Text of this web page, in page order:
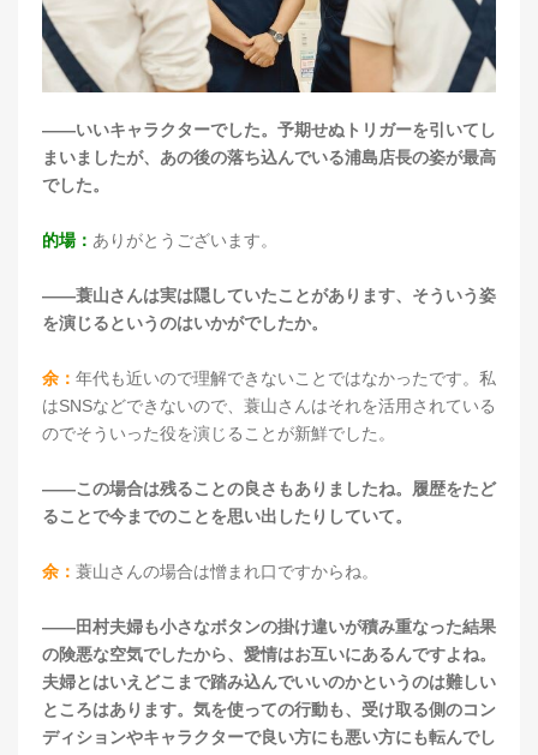
――いいキャラクターでした。予期せぬトリガーを引いてし
まいましたが、あの後の落ち込んでいる浦島店長の姿が最高
でした。
的場： ありがとうございます。
――蓑山さんは実は隠していたことがあります、そういう姿
を演じるというのはいかがでしたか。
余： 年代も近いので理解できないことではなかったです。私
はSNSなどできないので、蓑山さんはそれを活用されている
のでそういった役を演じることが新鮮でした。
――この場合は残ることの良さもありましたね。履歴をたど
ることで今までのことを思い出したりしていて。
余： 蓑山さんの場合は憎まれ口ですからね。
――田村夫婦も小さなボタンの掛け違いが積み重なった結果
の険悪な空気でしたから、愛情はお互いにあるんですよね。
夫婦とはいえどこまで踏み込んでいいのかというのは難しい
ところはあります。気を使っての行動も、受け取る側のコン
ディションやキャラクターで良い方にも悪い方にも転んでし